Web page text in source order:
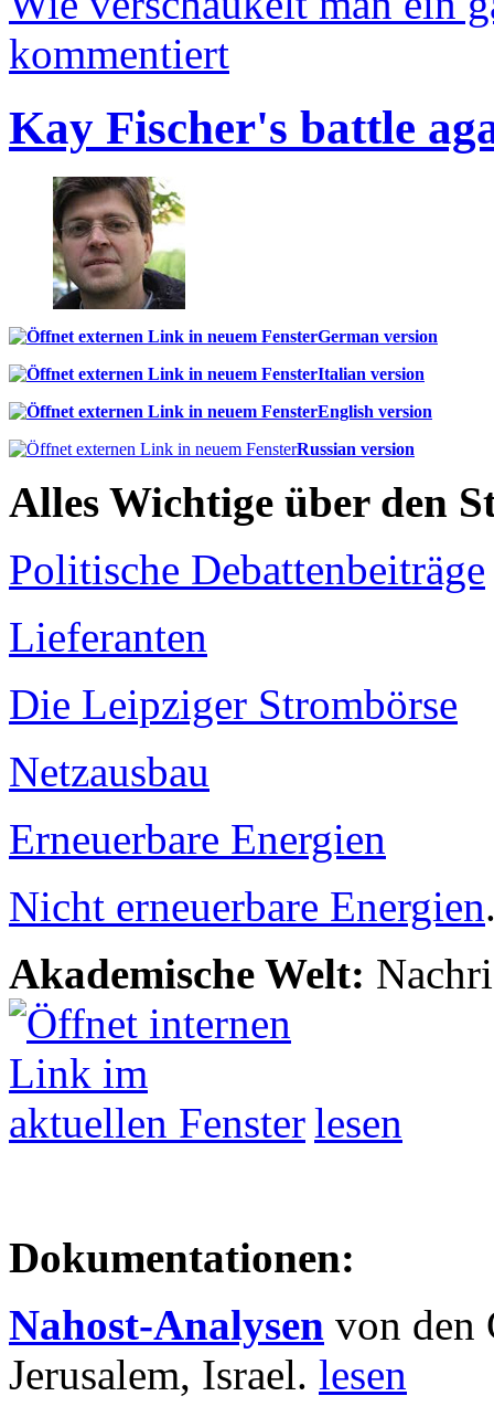
kommentiert
Kay Fischer's battle
German version
Italian version
English version
Russian version
Alles Wichtige über den
Politische Debattenbeiträge
Lieferanten
Die Leipziger Strombörse
Netzausbau
Erneuerbare Energien
Nicht erneuerbare Energien
Akademische Welt:
lesen
Dokumentationen:
Nahost-Analysen von den
Jerusalem, Israel. lesen